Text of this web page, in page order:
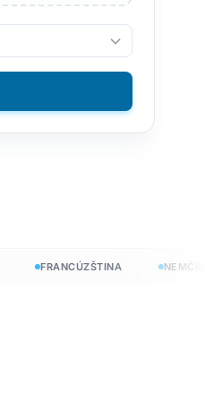
FRANCÚZŠTINA NEMČINA